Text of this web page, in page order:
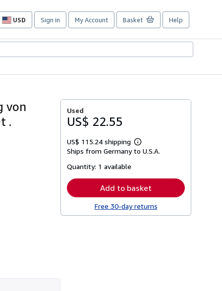
USD
Site
preferences
Sign in My Account Basket Help
von
.
Used
US$ 22.55
US$ 115.24 shipping
Learn
more
Ships from Germany to U.S.A.
Quantity: 1 available
Add to basket
Free 30-day returns